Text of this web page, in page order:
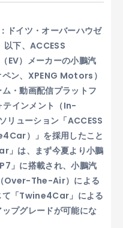
ドイツ・オーバーハウゼ
以下、ACCESS
EV）メーカーの小鵬汽
ン、XPENG Motors）
・動画配信プラットフ
テインメント（In-
ューション「ACCESS
）」を採用したこと
」は、まず今夏より小鵬
」に搭載され、小鵬汽
Over-The-Air）による
て「Twine4Car」による
プグレードが可能にな